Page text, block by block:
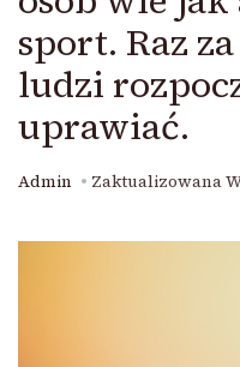
sport. Raz
ludzi
uprawiać.
Admin Zaktualizowana